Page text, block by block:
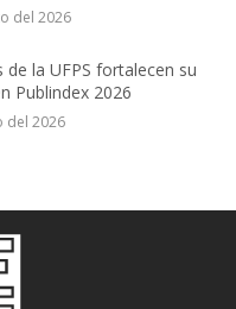
del 2026
de la UFPS fortalecen su
Publindex 2026
del 2026